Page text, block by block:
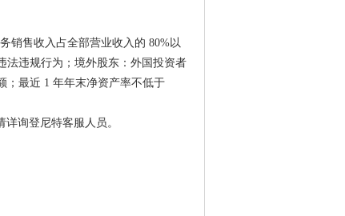
销售收入占全部营业收入的 80%以
法违规行为；境外股东：外国投资者
；最近 1 年年末净资产率不低于
询登尼特客服人员。